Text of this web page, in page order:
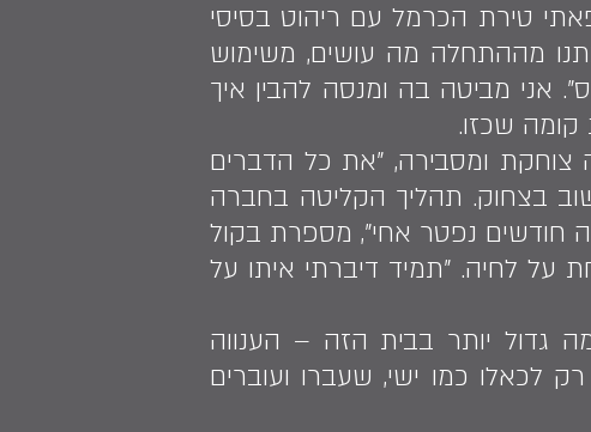
טירת הכרמל עם ריהוט בסיסי
מההתחלה מה עושים, משימוש
אני מביטה בה ומנסה להבין איך
שכזו.
ובתה צוחקת ומסבירה, "את כל הדברים
שוב בצחוק. תהליך הקליטה בחברה
נפטר אחי", מספרת בקול
על לחיה. "תמיד דיברתי איתו על
גדול יותר בבית הזה – הענווה
לכאלו כמו ישי, שעברו ועוברים